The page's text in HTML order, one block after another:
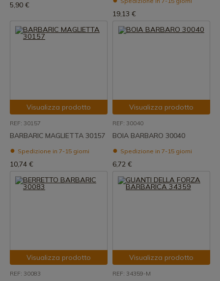
5,90 €
19,13 €
Visualizza prodotto
REF: 30157
BARBARIC MAGLIETTA 30157
Spedizione in 7-15 giorni
10,74 €
Visualizza prodotto
REF: 30040
BOIA BARBARO 30040
Spedizione in 7-15 giorni
6,72 €
Visualizza prodotto
REF: 30083
Visualizza prodotto
REF: 34359-M